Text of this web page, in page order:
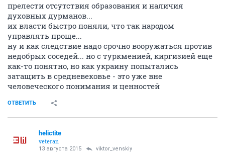
прелести отсутствия образования и наличия
духовных дурманов...
их власти быстро поняли, что так народом
управлять проще...
ну и как следствие надо срочно вооружаться против
недобрых соседей... но с туркменией, киргизией еще
как-то понятно, но как украину попытались
затащить в средневековье - это уже вне
человеческого понимания и ценностей
ОТВЕТИТЬ
helictite
veteran
13 августа 2015 viktor_venskiy